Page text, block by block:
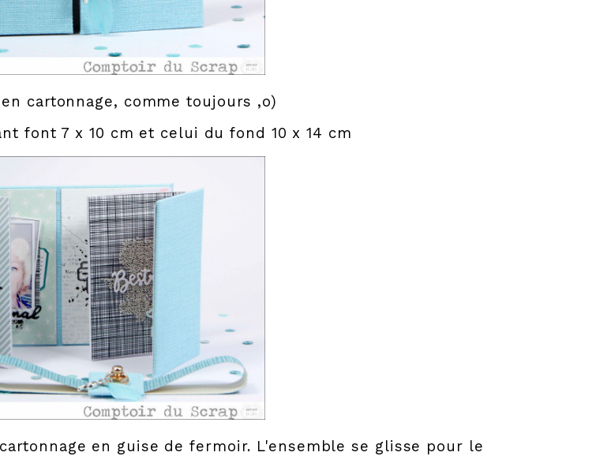
cartonnage, comme toujours ,o)
font 7 x 10 cm et celui du fond 10 x 14 cm
en guise de fermoir. L'ensemble se glisse pour le